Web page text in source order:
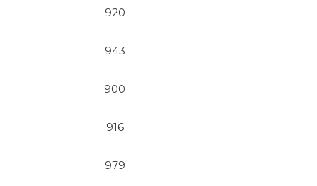
920
943
900
916
979